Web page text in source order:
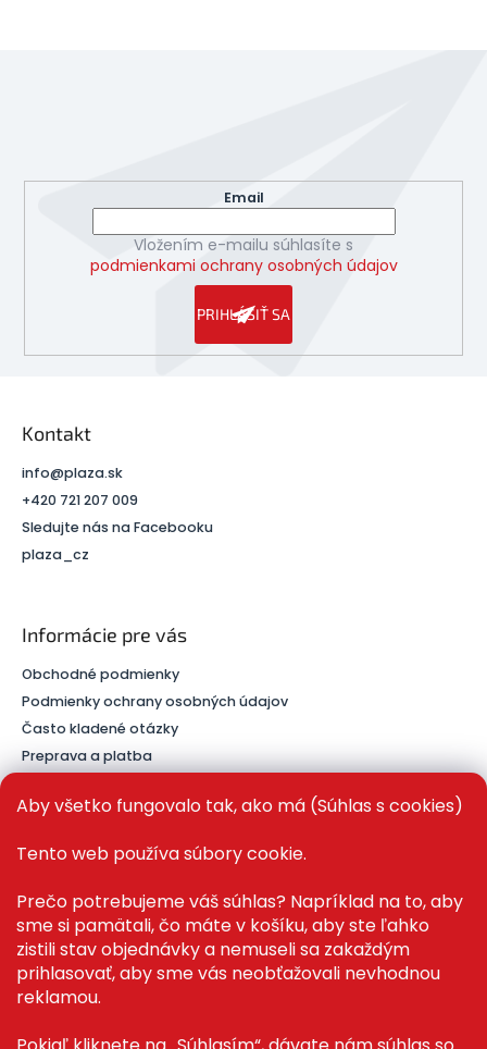
Aby všetko fungovalo tak, ako má (Súhlas s cookies)
Tento web používa súbory cookie.
Prečo potrebujeme váš súhlas? Napríklad na to, aby
sme si pamätali, čo máte v košíku, aby ste ľahko
zistili stav objednávky a nemuseli sa zakaždým
prihlasovať, aby sme vás neobťažovali nevhodnou
reklamou.
Email
Vložením e-mailu súhlasíte s
podmienkami ochrany osobných údajov
PRIHLÁSIŤ SA
Kontakt
info@plaza.sk
+420 721 207 009
Sledujte nás na Facebooku
plaza_cz
Informácie pre vás
Obchodné podmienky
Podmienky ochrany osobných údajov
Často kladené otázky
Preprava a platba
PRE ZÁKAZNÍKOV
Recenze ✅
Magazín PLAZA News™
Můj účet
Registrace
Přihlášení